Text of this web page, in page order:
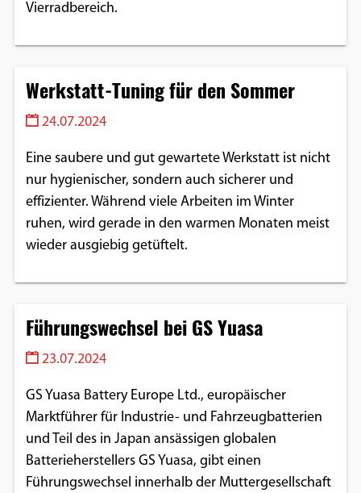
Vierradbereich.
Werkstatt-Tuning für den Sommer
24.07.2024
Eine saubere und gut gewartete Werkstatt ist nicht
nur hygienischer, sondern auch sicherer und
effizienter. Während viele Arbeiten im Winter
ruhen, wird gerade in den warmen Monaten meist
wieder ausgiebig getüftelt.
Führungswechsel bei GS Yuasa
23.07.2024
GS Yuasa Battery Europe Ltd., europäischer
Marktführer für Industrie- und Fahrzeugbatterien
und Teil des in Japan ansässigen globalen
Batterieherstellers GS Yuasa, gibt einen
Führungswechsel innerhalb der Muttergesellschaft
YouTube
Google Maps
Anbieter:
Google